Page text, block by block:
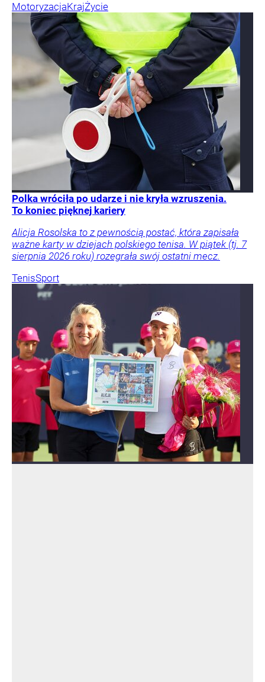
MotoryzacjaKrajŻycie
Polka wróciła po udarze i nie kryła wzruszenia.
To koniec pięknej kariery
Alicja Rosolska to z pewnością postać, która zapisała
ważne karty w dziejach polskiego tenisa. W piątek (tj. 7
sierpnia 2026 roku) rozegrała swój ostatni mecz.
TenisSport